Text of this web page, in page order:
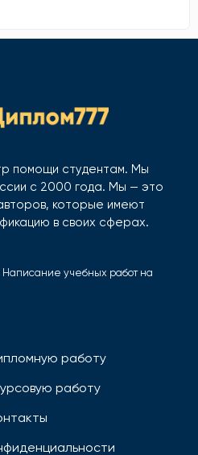
помощи студентам. Мы
с 2000 года. Мы — это
которые имеют
в своих сферах.
учебных работ на
работу
работу